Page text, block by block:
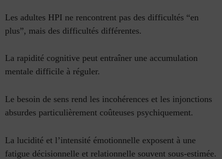
Les adultes HPI ne rencontrent pas des difficultés “en
plus”, mais des difficultés différentes.
La rapidité cognitive peut entraîner une accumulation
mentale difficile à réguler.
Le besoin de sens rend les incohérences et les injonctions
absurdes particulièrement coûteuses psychiquement.
La lucidité et l’intensité émotionnelle exposent à une
fatigue décisionnelle et relationnelle souvent sous-estimée.